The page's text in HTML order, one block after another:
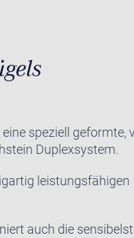
speziell geformte,
Duplexsystem.
leistungsfähigen
auch die